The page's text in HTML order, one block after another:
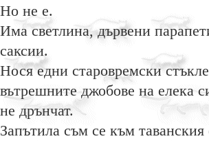
Но не е.
Има светлина, дървени
саксии.
Нося едни старовремски
вътрешните джобове на елека
не дрънчат.
Запътила съм се към